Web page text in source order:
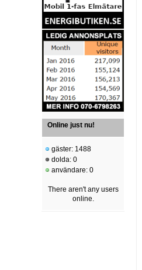
Online just nu!
gäster: 1488
dolda: 0
användare: 0
There aren't any users
online.